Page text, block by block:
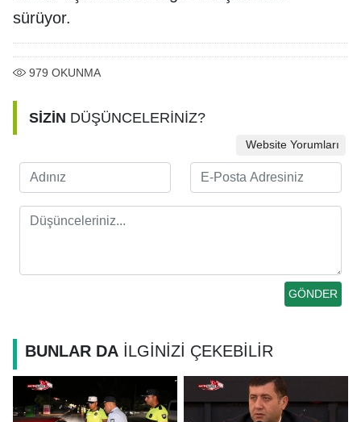
sürüyor.
979 OKUNMA
SİZİN DÜŞÜNCELERİNİZ?
Website Yorumları
BUNLAR DA İLGİNİZİ ÇEKEBİLİR